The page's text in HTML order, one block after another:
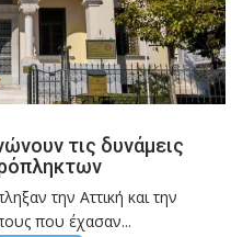
τις δυνάμεις
την Αττική και την
που έχασαν...